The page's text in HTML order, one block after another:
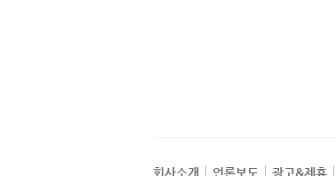
회사소개 언론보도 광고&제휴